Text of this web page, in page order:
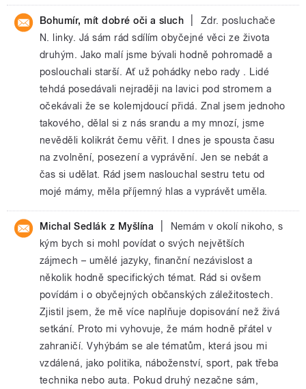
Bohumír, mít dobré oči a sluch
Zdr. posluchače
N. linky. Já sám rád sdílím obyčejné věci ze života
druhým. Jako malí jsme bývali hodně pohromadě a
poslouchali starší. Ať už pohádky nebo rady . Lidé
tehdá posedávali nejraději na lavici pod stromem a
očekávali že se kolemjdoucí přidá. Znal jsem jednoho
takového, dělal si z nás srandu a my mnozí, jsme
nevěděli kolikrát čemu věřit. I dnes je spousta času
na zvolnění, posezení a vyprávění. Jen se nebát a
čas si udělat. Rád jsem naslouchal sestru tetu od
mojé mámy, měla příjemný hlas a vyprávět uměla.
Michal Sedlák z Myšlína
Nemám v okolí nikoho, s
kým bych si mohl povídat o svých největších
zájmech – umělé jazyky, finanční nezávislost a
několik hodně specifických témat. Rád si ovšem
povídám i o obyčejných občanských záležitostech.
Zjistil jsem, že mě více naplňuje dopisování než živá
setkání. Proto mi vyhovuje, že mám hodně přátel v
zahraničí. Vyhýbám se ale tématům, která jsou mi
vzdálená, jako politika, náboženství, sport, pak třeba
technika nebo auta. Pokud druhý nezačne sám,